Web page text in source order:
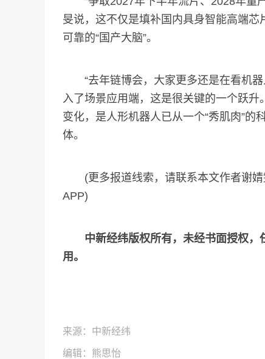
旻说，这不仅是填补国内具身智能高端芯
可靠的“国产大脑”。
“去年链博会，大家更多还是在看机器
入了场景应用端，这是很关键的一个跃
变化，是人形机器人已从一个“秀肌肉”
体。
(更多报道线索，请联系本文作者谢婧
APP)
中新经纬版权所有，未经书面授权
用。
来源：中新经纬
编辑：熊思怡